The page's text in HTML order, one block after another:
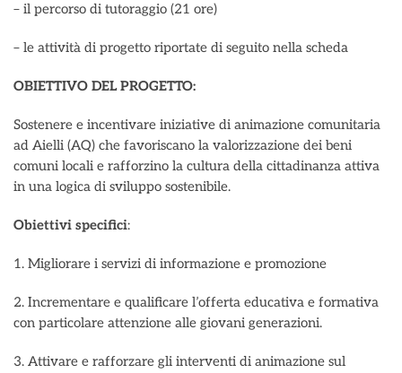
– il percorso di tutoraggio (21 ore)
– le attività di progetto riportate di seguito nella scheda
OBIETTIVO DEL PROGETTO:
Sostenere e incentivare iniziative di animazione comunitaria
ad Aielli (AQ) che favoriscano la valorizzazione dei beni
comuni locali e rafforzino la cultura della cittadinanza attiva
in una logica di sviluppo sostenibile.
Obiettivi specifici:
1. Migliorare i servizi di informazione e promozione
2. Incrementare e qualificare l’offerta educativa e formativa
con particolare attenzione alle giovani generazioni.
3. Attivare e rafforzare gli interventi di animazione sul